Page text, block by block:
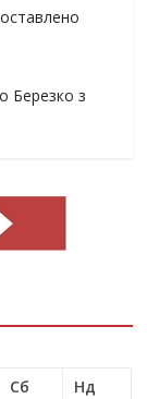
Березко з
Сб
Нд